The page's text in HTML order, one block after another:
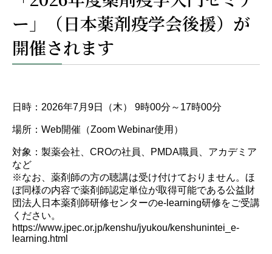
理事長挨拶
沿革
役員名簿
アクセスマップ
委員会・タスクフォース
各種資料アーカイブ
意見・報告書
本年の学術総会
来年以降の学術総会
過去の学術総会
認定薬剤疫学家制度
認定薬剤疫学家制度
試験
学会誌
学会誌
データベース
Outcome Denfintion Repository
データベース研究公募
研究デザイン
学修資料置き場
実務者のためのデータベース研究TIPS集
今後予定している研修会・講習会
チュートリアル「薬剤疫学の基礎と文献の批判的吟
国際薬剤疫学会ISPEについて
ー」（日本薬剤疫学会後援）が
開催されます
日時：2026年7月9日（木） 9時00分～17時00分
場所：Web開催（Zoom Webinar使用）
対象：製薬会社、CROの社員、PMDA職員、アカデミア
など
※なお、薬剤師の方の聴講は受け付けておりません。ほ
ぼ同様の内容で薬剤師認定単位が取得可能である公益財
団法人日本薬剤師研修センターのe-learning研修をご受講
ください。
https://www.jpec.or.jp/kenshu/jyukou/kenshunintei_e-
learning.html